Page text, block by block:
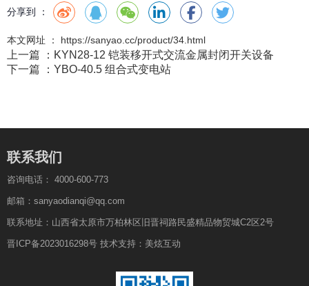
分享到 ：
本文网址 ： https://sanyao.cc/product/34.html
上一篇 ： KYN28-12 铠装移开式交流金属封闭开关设备
下一篇 ： YBO-40.5 组合式变电站
联系我们
咨询电话： 4000-600-773
邮箱：sanyaodianqi@qq.com
联系地址：山西省太原市万柏林区旧晋祠路民盛精品物贸城C2区2号
晋ICP备2023016298号 技术支持： 美炫互动